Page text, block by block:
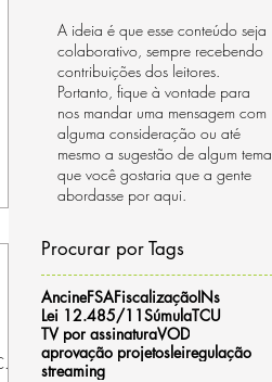
A ideia é que esse conteúdo seja
colaborativo, sempre recebendo
contribuições dos leitores.
Portanto, fique à vontade para
nos mandar uma mensagem com
alguma consideração ou até
mesmo a sugestão de algum tema
que você gostaria que a gente
abordasse por aqui.
Procurar por Tags
AncineFSAFiscalizaçãoINs
Lei 12.485/11SúmulaTCU
TV por assinaturaVOD
aprovação projetosleiregulação
streaming